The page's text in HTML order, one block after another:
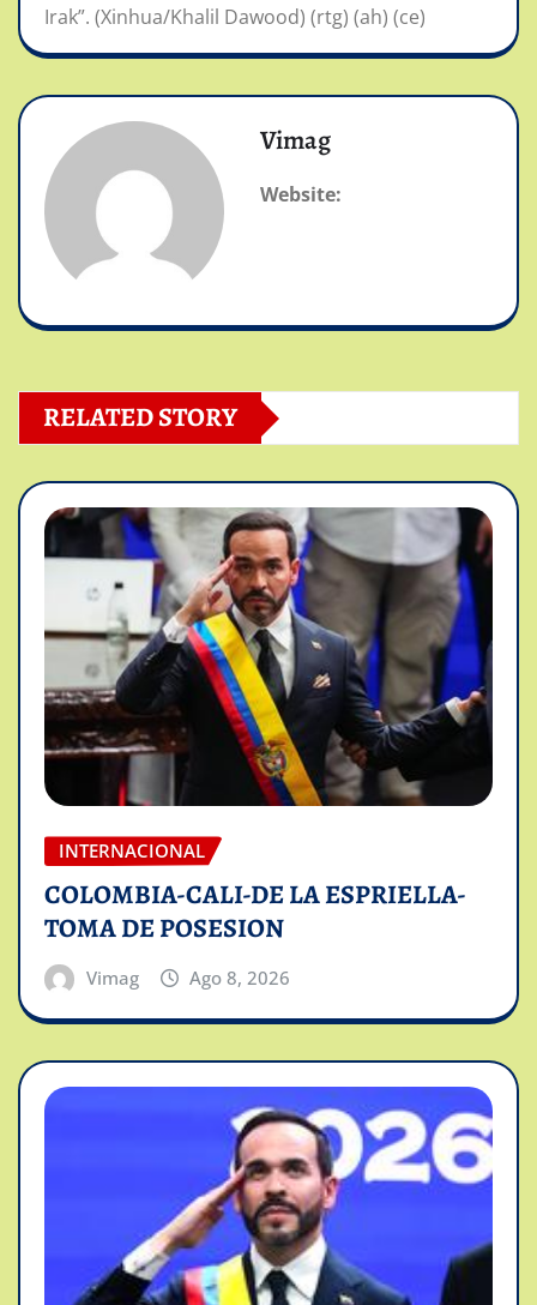
Irak”. (Xinhua/Khalil Dawood) (rtg) (ah) (ce)
Vimag
Website:
RELATED STORY
INTERNACIONAL
COLOMBIA-CALI-DE LA ESPRIELLA-
TOMA DE POSESION
Vimag Ago 8, 2026